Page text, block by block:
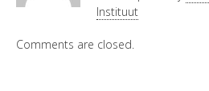
Instituut
Comments are closed.